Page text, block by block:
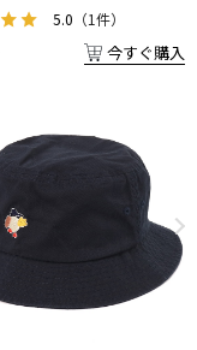
5.0 （1件）
今すぐ購入